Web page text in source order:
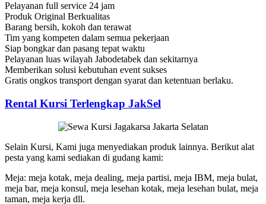
Pelayanan full service 24 jam
Produk Original Berkualitas
Barang bersih, kokoh dan terawat
Tim yang kompeten dalam semua pekerjaan
Siap bongkar dan pasang tepat waktu
Pelayanan luas wilayah Jabodetabek dan sekitarnya
Memberikan solusi kebutuhan event sukses
Gratis ongkos transport dengan syarat dan ketentuan berlaku.
Rental Kursi Terlengkap JakSel
Selain Kursi, Kami juga menyediakan produk lainnya. Berikut alat
pesta yang kami sediakan di gudang kami:
Meja: meja kotak, meja dealing, meja partisi, meja IBM, meja bulat,
meja bar, meja konsul, meja lesehan kotak, meja lesehan bulat, meja
taman, meja kerja dll.